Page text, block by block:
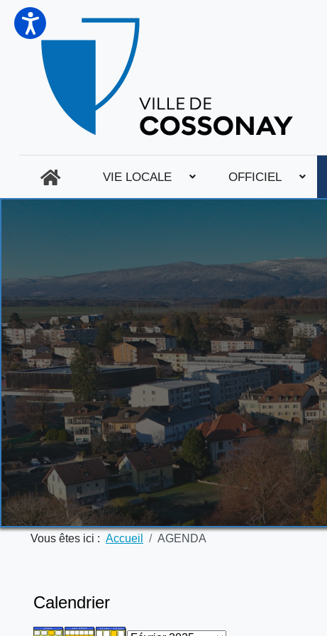
VIE LOCALE OFFICIEL
Vous êtes ici : Accueil AGENDA
Calendrier